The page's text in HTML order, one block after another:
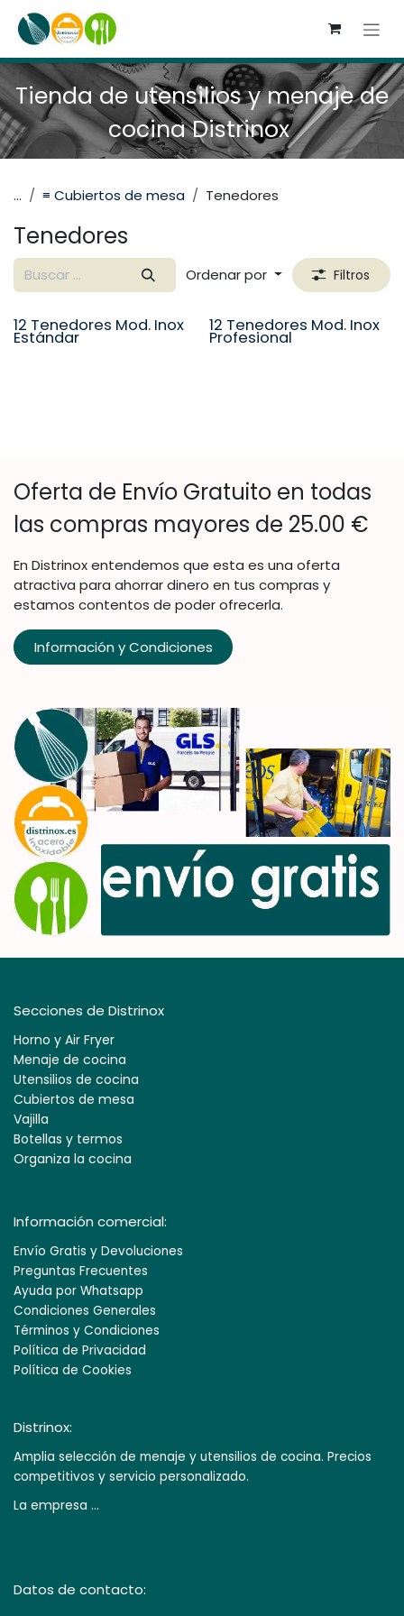
Ir al contenido
Tienda de utensilios y menaje de
cocina Distrinox
... ≡ Cubiertos de mesa Tenedores
Tenedores
Ordenar por Filtros
Seleccione un tamaño
12 Tenedores Mod. Inox
Estándar Seleccione un tamaño
12 Tenedores Mod. Inox
Profesional
Oferta de Envío Gratuito en todas
las compras mayores de 25.00 €
En Distrinox entendemos que esta es una oferta
atractiva para ahorrar dinero en tus compras y
estamos contentos de poder ofrecerla.
Información y Condiciones
Secciones de Distrinox
Horno y Air Fryer
Menaje de cocina
Utensilios de cocina
Cubiertos de mesa
Vajilla
Botellas y termos
Organiza la cocina
Información comercial:
Envío Gratis y Devoluciones
Preguntas Frecuentes
Ayuda por Whatsapp
Condiciones Generales
Términos y Condiciones
Política de Privacidad
Política de Cookies
Distrinox:
Amplia selección de menaje y utensilios de cocina. Precios
competitivos y servicio personalizado.
La empresa ...
Datos de contacto: